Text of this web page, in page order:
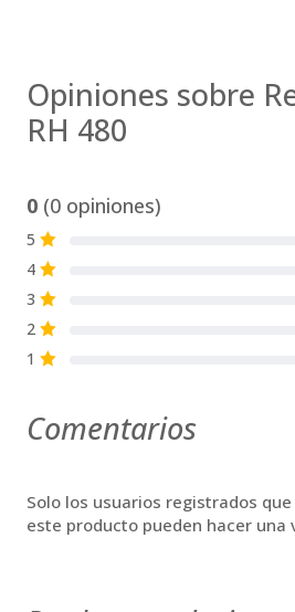
Opiniones sobre
RH 480
0 (0 opiniones)
5 S
4 S
3 S
2 S
1 S
Comentarios
Solo los usuarios registrados
este producto pueden hacer una